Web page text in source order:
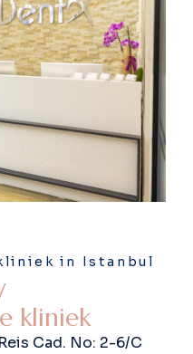
in Istanbul
e kliniek
Cad. No: 2-6/C